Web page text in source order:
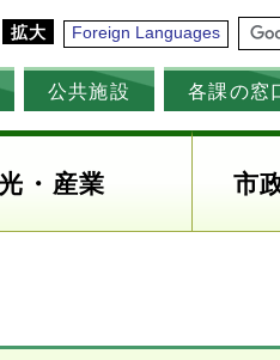
拡大 Foreign Languages
公共施設 各課の窓
・産業 市